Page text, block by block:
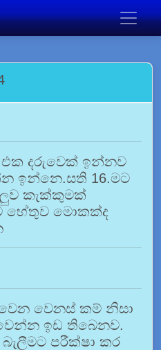
එක දරුවෙක් ඉන්නව
ඉන්නෙ.සති 16.මට
කැක්කුමක්
හේතුව මොකක්ද
වෙනස් කම් නිසා
ඉඩ තිබෙනව.
පරීක්ෂා කර